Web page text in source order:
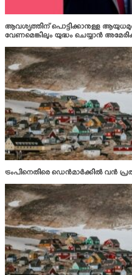
ആവശ്യത്തിന് പൊട്ടിക്കാനുള്ള
വേണമെങ്കിലും യുദ്ധം ചെയ്യാന്‍
ട്രംപിനെതിരെ ഡെന്‍മാര്‍ക്കില്‍ വന്‍